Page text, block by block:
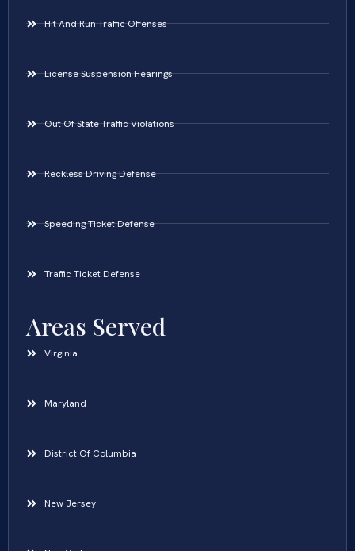
Hit And Run Traffic Offenses
License Suspension Hearings
Out Of State Traffic Violations
Reckless Driving Defense
Speeding Ticket Defense
Traffic Ticket Defense
Areas Served
Virginia
Maryland
District Of Columbia
New Jersey